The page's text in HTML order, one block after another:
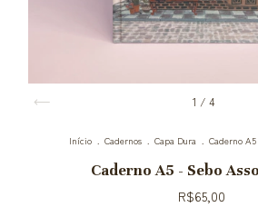
1 / 4
Início . Cadernos . Capa Dura . Caderno
Caderno A5 - Sebo
R$65,00